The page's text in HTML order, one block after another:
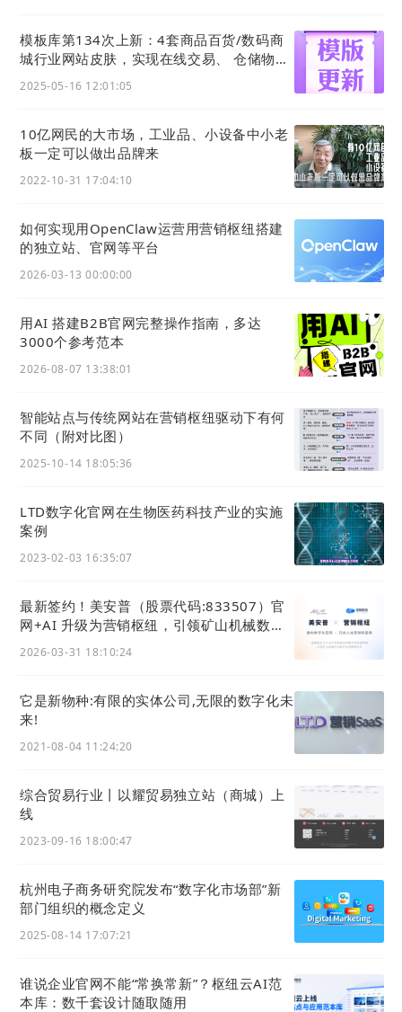
模板库第134次上新：4套商品百货/数码商
城行业网站皮肤，实现在线交易、 仓储物
2025-05-16 12:01:05
10亿网民的大市场，工业品、小设备中小老
板一定可以做出品牌来
2022-10-31 17:04:10
如何实现用OpenClaw运营用营销枢纽搭建
的独立站、官网等平台
2026-03-13 00:00:00
用AI 搭建B2B官网完整操作指南，多达
3000个参考范本
2026-08-07 13:38:01
智能站点与传统网站在营销枢纽驱动下有何
不同（附对比图）
2025-10-14 18:05:36
LTD数字化官网在生物医药科技产业的实施
案例
2023-02-03 16:35:07
最新签约！美安普（股票代码:833507）官
网+AI 升级为营销枢纽，引领矿山机械数字
2026-03-31 18:10:24
它是新物种:有限的实体公司,无限的数字化未
来!
2021-08-04 11:24:20
综合贸易行业丨以耀贸易独立站（商城）上
线
2023-09-16 18:00:47
杭州电子商务研究院发布“数字化市场部”新
部门组织的概念定义
2025-08-14 17:07:21
谁说企业官网不能“常换常新”？枢纽云AI范
本库：数千套设计随取随用